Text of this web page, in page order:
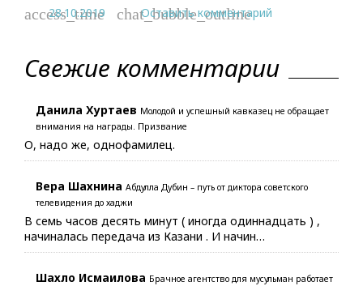
access_time
28.10.2019 chat_bubble_outline
Оставить комментарий
Свежие комментарии
Данила Хуртаев Молодой и успешный кавказец не обращает
внимания на награды. Призвание
О, надо же, однофамилец.
Вера Шахнина Абдулла Дубин – путь от диктора советского
телевидения до хаджи
В семь часов десять минут ( иногда одиннадцать ) ,
начиналась передача из Казани . И начин…
Шахло Исмаилова Брачное агентство для мусульман работает